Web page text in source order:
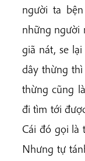
người ta
những người
giã nát, se
dây thừng
thừng cũng
đi tìm tới
Cái đó gọi là
Nhưng tự